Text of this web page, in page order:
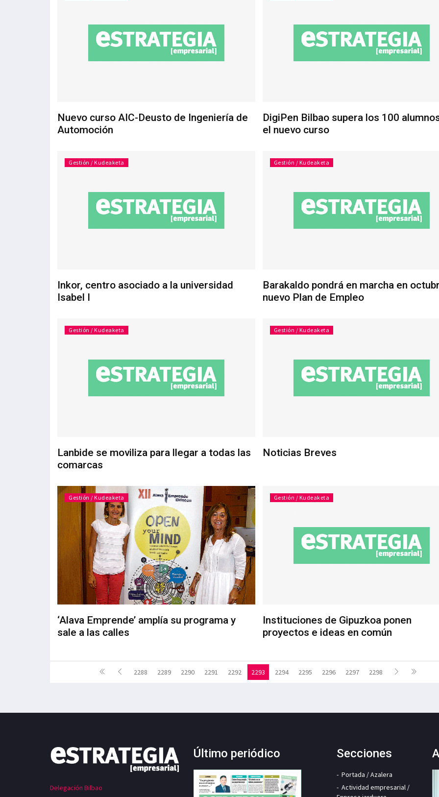
Nuevo curso AIC-Deusto de Ingeniería de
Automoción
DigiPen Bilbao supera los 100
el nuevo curso
Gestión / Kudeaketa
Inkor, centro asociado a la universidad
Isabel I
Gestión / Kudeaketa
Barakaldo pondrá en marcha en
nuevo Plan de Empleo
Gestión / Kudeaketa
Lanbide se moviliza para llegar a todas las
comarcas
Gestión / Kudeaketa
Noticias Breves
Gestión / Kudeaketa
‘Alava Emprende’ amplía su programa y
sale a las calles
Gestión / Kudeaketa
Instituciones de Gipuzkoa ponen
proyectos e ideas en común
2288 2289 2290 2291 2292 2293 2294 2295 2296 2297 2298
Delegación Bilbao
Último periódico Secciones
Portada / Azalera
Actividad empresarial /